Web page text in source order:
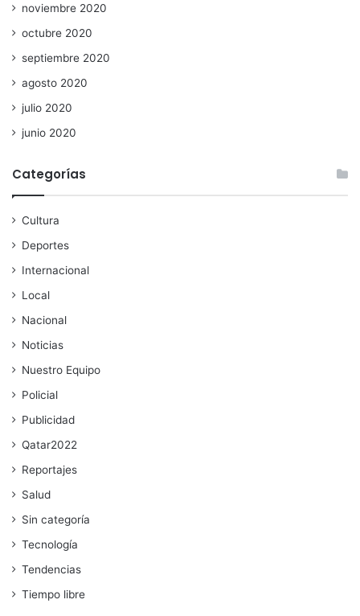
noviembre 2020
octubre 2020
septiembre 2020
agosto 2020
julio 2020
junio 2020
Categorías
Cultura
Deportes
Internacional
Local
Nacional
Noticias
Nuestro Equipo
Policial
Publicidad
Qatar2022
Reportajes
Salud
Sin categoría
Tecnología
Tendencias
Tiempo libre